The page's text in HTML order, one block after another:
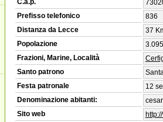
Prefisso telefonico
836
Distanza da Lecce
37
Popolazione
Frazioni, Marine, Località
Santo patrono
Festa patronale
12
Denominazione abitanti:
Sito web